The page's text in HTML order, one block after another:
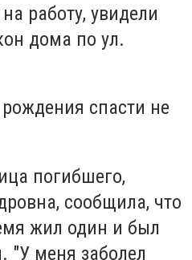
работу, увидели
дома по ул.
спасти не
погибшего,
сообщила, что
жил один и был
"У меня заболел